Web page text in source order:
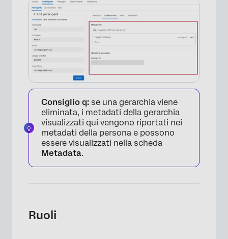
Consiglio q: se una gerarchia viene
eliminata, i metadati della gerarchia
visualizzati qui vengono riportati nei
metadati della persona e possono
essere visualizzati nella scheda
Metadata.
Ruoli